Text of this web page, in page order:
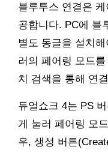
블루투스 연결은
공합니다. PC에 블
별도 동글을 설치
러의 페어링 모드
치 검색을 통해 연
듀얼쇼크 4는 PS
게 눌러 페어링 모
우, 생성 버튼